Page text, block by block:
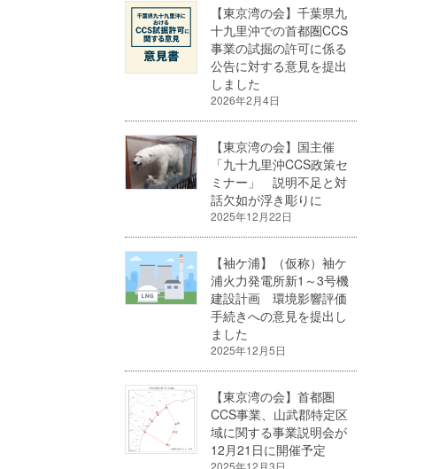
【東京湾の会】千葉県九
十九里沖での首都圏CCS
事業の試掘の許可に係る
公告に対する意見を提出
しました
2026年2月4日
【東京湾の会】国主催
「九十九里沖CCS政策セ
ミナー」 説明不足と対
話欠如が浮き彫りに
2025年12月22日
【袖ケ浦】（仮称）袖ケ
浦火力発電所新1～3号機
建設計画 環境影響評価
手続きへの意見を提出し
ました
2025年12月5日
【東京湾の会】首都圏
CCS事業、山武郡特定区
域に関する事業説明会が
12月21日に開催予定